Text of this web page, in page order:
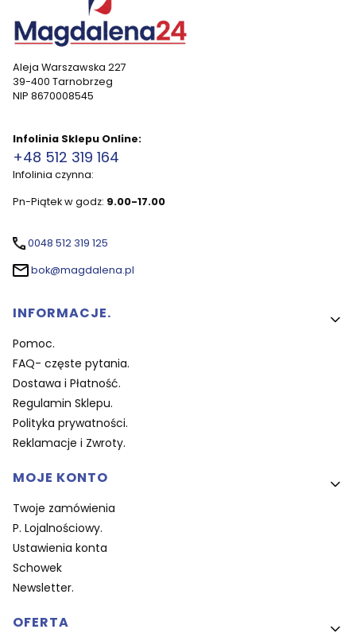
Aleja Warszawska 227
39-400 Tarnobrzeg
NIP 8670008545
Infolinia Sklepu Online:
+48 512 319 164
Infolinia czynna:
Pn-Piątek w godz: 9.00-17.00
0048 512 319 125
bok@magdalena.pl
Linki w stopce
INFORMACJE.
Pomoc.
FAQ- częste pytania.
Dostawa i Płatność.
Regulamin Sklepu.
Polityka prywatności.
Reklamacje i Zwroty.
MOJE KONTO
Twoje zamówienia
P. Lojalnościowy.
Ustawienia konta
Schowek
Newsletter.
OFERTA